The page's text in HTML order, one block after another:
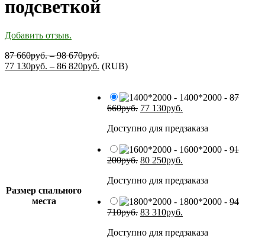
подсветкой
Добавить отзыв.
87 660руб.–98 670руб.
77 130руб. – 86 820руб. (RUB)
Размер спального
места
- 1400*2000 - 87
660руб. 77 130руб.
Доступно для предзаказа
- 1600*2000 - 91
200руб. 80 250руб.
Доступно для предзаказа
- 1800*2000 - 94
710руб. 83 310руб.
Доступно для предзаказа